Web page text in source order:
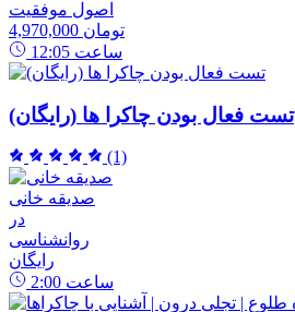
اصول موفقیت
4,970,000 تومان
12:05 ساعت
تست فعال بودن چاکرا ها (رایگان)
(1)
صدیقه خانی
در
روانشناسی
رایگان
2:00 ساعت